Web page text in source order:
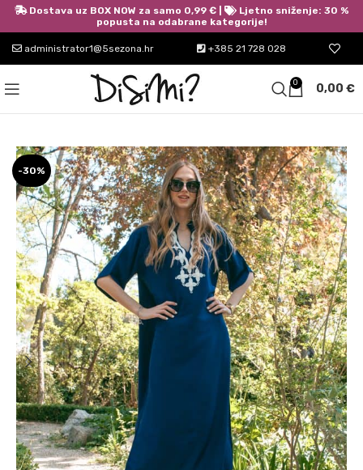
administrator1@5sezona.hr +385 21 728 028
0 0,00 €
-30%
Dostava uz BOX NOW za samo 0,99 € |
Ljetno sniženje: 30 %
popusta na odabrane kategorije!